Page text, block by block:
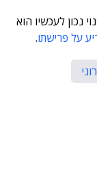
נכון לעכשיו הוא
על פרישתו.